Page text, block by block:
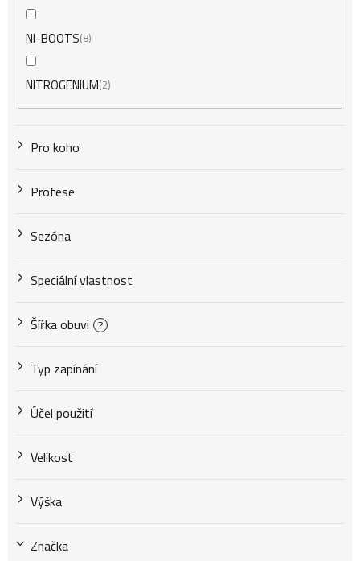
NI-BOOTS 8
NITROGENIUM 2
Pro koho
Profese
Sezóna
Speciální vlastnost
Šířka obuvi ?
Typ zapínání
Účel použití
Velikost
Výška
Značka